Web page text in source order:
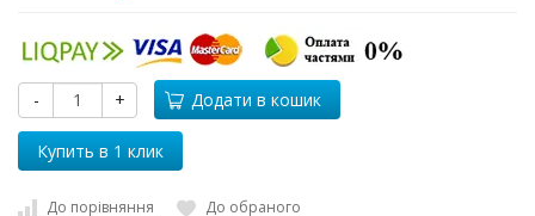
- + Додати в кошик
До порівняння До обраного